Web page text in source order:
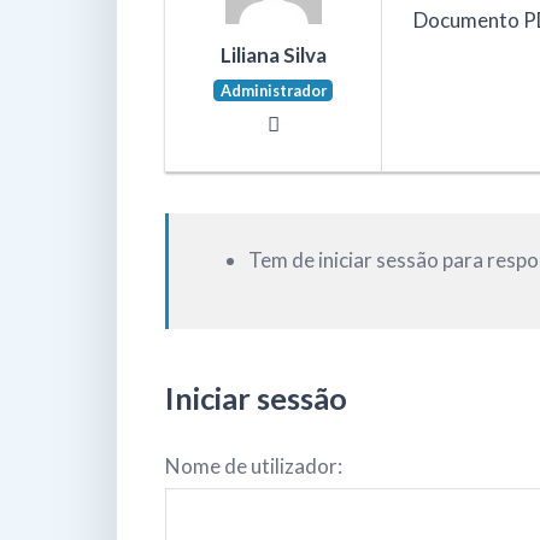
Liliana Silva
Administrador
Documento
Tem de iniciar sessão para
Iniciar sessão
Nome de utilizador: